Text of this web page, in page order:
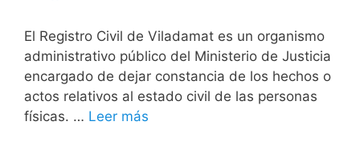
El Registro Civil de Viladamat es un organismo
administrativo público del Ministerio de Justicia
encargado de dejar constancia de los hechos o
actos relativos al estado civil de las personas
físicas. … Leer más